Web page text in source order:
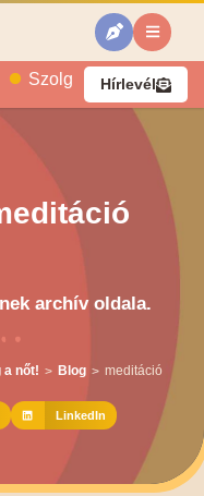
Szolgáltatásaim
Hírlevél
archív oldala.
a nőt! > Blog > meditáció
LinkedIn